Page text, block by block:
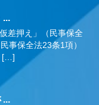
...
差押え」（民事保全
事保全法23条1項）
[…]